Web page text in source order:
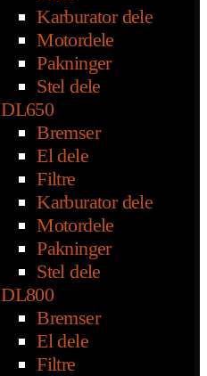
Karburator dele
Motordele
Pakninger
Stel dele
DL650
Bremser
El dele
Filtre
Karburator dele
Motordele
Pakninger
Stel dele
DL800
Bremser
El dele
Filtre